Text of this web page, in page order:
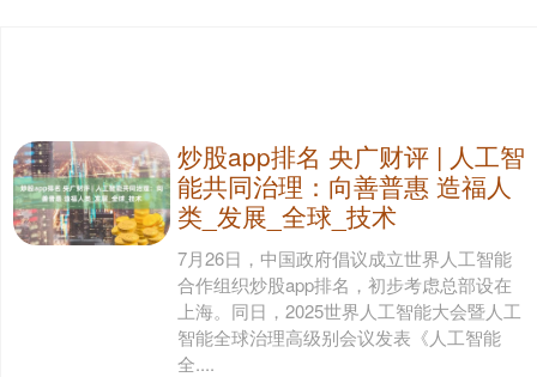
炒股app排名 央广财评 | 人工智
能共同治理：向善普惠 造福人
类_发展_全球_技术
7月26日，中国政府倡议成立世界人工智能
合作组织炒股app排名，初步考虑总部设在
上海。同日，2025世界人工智能大会暨人工
智能全球治理高级别会议发表《人工智能
全....